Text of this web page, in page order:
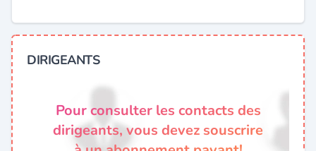
DIRIGEANTS
Pour consulter les contacts des
dirigeants, vous devez souscrire